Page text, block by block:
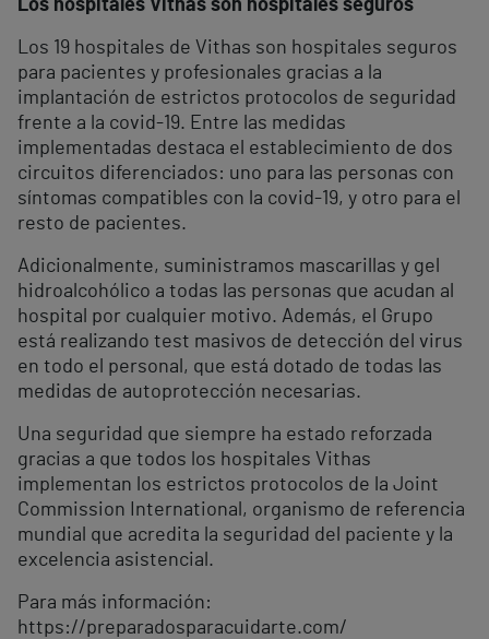
Los hospitales Vithas son hospitales seguros
Los 19 hospitales de Vithas son hospitales seguros
para pacientes y profesionales gracias a la
implantación de estrictos protocolos de seguridad
frente a la covid-19. Entre las medidas
implementadas destaca el establecimiento de dos
circuitos diferenciados: uno para las personas con
síntomas compatibles con la covid-19, y otro para el
resto de pacientes.
Adicionalmente, suministramos mascarillas y gel
hidroalcohólico a todas las personas que acudan al
hospital por cualquier motivo. Además, el Grupo
está realizando test masivos de detección del virus
en todo el personal, que está dotado de todas las
medidas de autoprotección necesarias.
Una seguridad que siempre ha estado reforzada
gracias a que todos los hospitales Vithas
implementan los estrictos protocolos de la Joint
Commission International, organismo de referencia
mundial que acredita la seguridad del paciente y la
excelencia asistencial.
Para más información:
https://preparadosparacuidarte.com/